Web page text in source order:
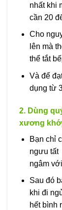
nhất khi
cần 20
Cho
lên mà
thể tắt
Và để
dụng từ
2. Dùng
xương
Bạn chỉ
ngưu tất
ngâm
Sau đó
khi đi
hết bình